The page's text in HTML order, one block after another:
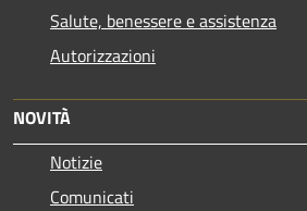
Salute, benessere e assistenza
Autorizzazioni
NOVITÀ
Notizie
Comunicati